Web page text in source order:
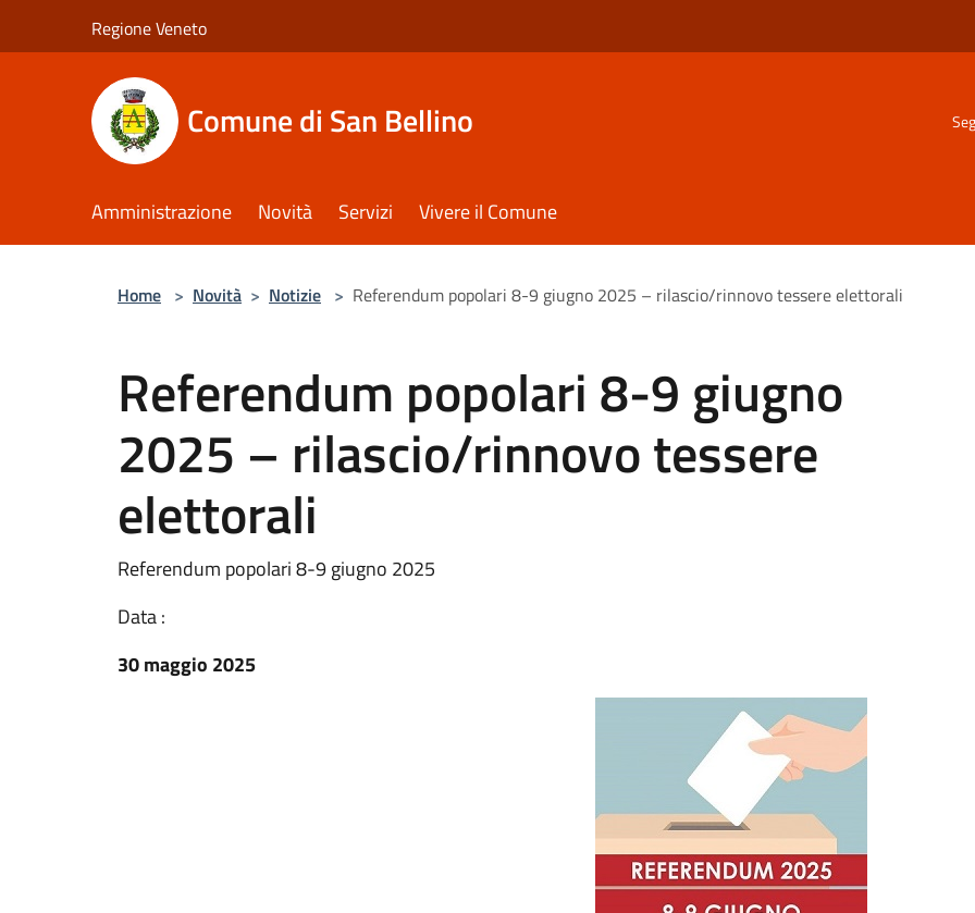
Regione Veneto
Comune di San Bellino
Amministrazione Novità Servizi Vivere il Comune
Home > Novità > Notizie > Referendum popolari 8-9 giugno 2025 – rilascio/rinnovo tessere elettorali
Referendum popolari 8-9 giugno
2025 – rilascio/rinnovo tessere
elettorali
Referendum popolari 8-9 giugno 2025
Data :
30 maggio 2025